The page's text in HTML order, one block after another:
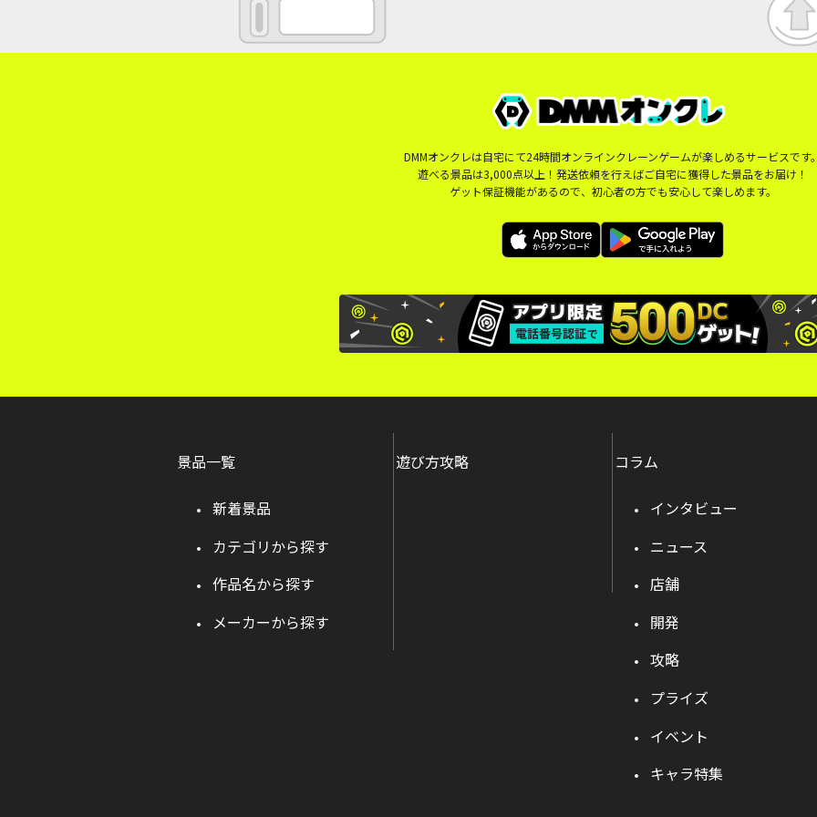
DMMオンクレは自宅にて24時間オンラインクレーンゲームが楽しめるサービスです
遊べる景品は3,000点以上！発送依頼を行えばご自宅に獲得した景品をお届け！
ゲット保証機能があるので、初心者の方でも安心して楽しめます。
景品一覧
新着景品
カテゴリから探す
作品名から探す
メーカーから探す
遊び方攻略 コラム
インタビュー
ニュース
店舗
開発
攻略
プライズ
イベント
キャラ特集